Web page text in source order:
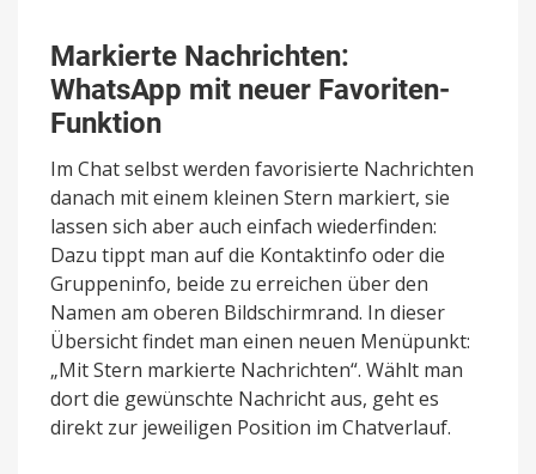
Markierte Nachrichten:
WhatsApp mit neuer Favoriten-
Funktion
Im Chat selbst werden favorisierte Nachrichten
danach mit einem kleinen Stern markiert, sie
lassen sich aber auch einfach wiederfinden:
Dazu tippt man auf die Kontaktinfo oder die
Gruppeninfo, beide zu erreichen über den
Namen am oberen Bildschirmrand. In dieser
Übersicht findet man einen neuen Menüpunkt:
„Mit Stern markierte Nachrichten“. Wählt man
dort die gewünschte Nachricht aus, geht es
direkt zur jeweiligen Position im Chatverlauf.